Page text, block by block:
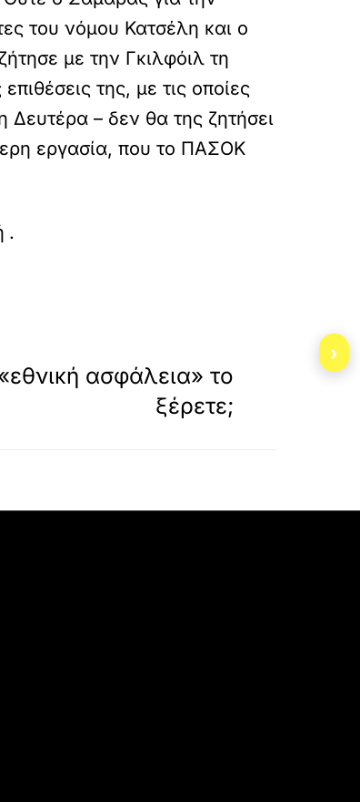
του νόμου Κατσέλη και ο
με την Γκιλφόιλ τη
της, με τις οποίες
Δευτέρα – δεν θα της ζητήσει
εργασία, που το ΠΑΣΟΚ
.
ασφάλεια» το
ξέρετε;
›